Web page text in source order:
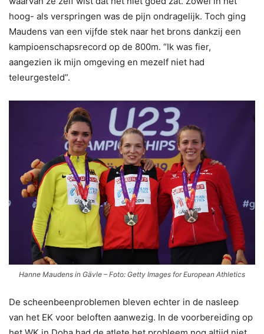
hoog- als verspringen was de pijn ondragelijk. Toch ging
Maudens van een vijfde stek naar het brons dankzij een
kampioenschapsrecord op de 800m. “Ik was fier,
aangezien ik mijn omgeving en mezelf niet had
teleurgesteld”.
Hanne Maudens in Gävle – Foto: Getty Images for European Athletics
De scheenbeenproblemen bleven echter in de nasleep
van het EK voor beloften aanwezig. In de voorbereiding op